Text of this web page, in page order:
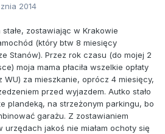
2014
zostawiając w Krakowie
(który btw 8 miesięcy
Stanów). Przez rok czasu (do mojej 2
moja mama płaciła wszelkie opłaty
WU) za mieszkanie, oprócz 4 miesięcy,
przed wyjazdem. Autko stało
plandeką, na strzeżonym parkingu, bo
garażu. Z zostawianiem
urzędach jakoś nie miałam ochoty się